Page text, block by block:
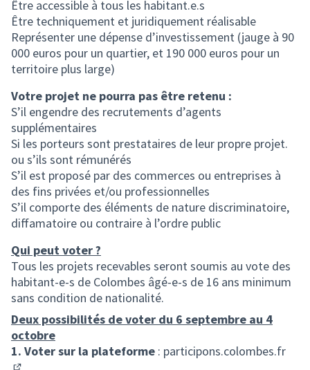
Être accessible à tous les habitant.e.s
Être techniquement et juridiquement réalisable
Représenter une dépense d’investissement (jauge à 90
000 euros pour un quartier, et 190 000 euros pour un
territoire plus large)
Votre projet ne pourra pas être retenu :
S’il engendre des recrutements d’agents
supplémentaires
Si les porteurs sont prestataires de leur propre projet.
ou s’ils sont rémunérés
S’il est proposé par des commerces ou entreprises à
des fins privées et/ou professionnelles
S’il comporte des éléments de nature discriminatoire,
diffamatoire ou contraire à l’ordre public
Qui peut voter ?
Tous les projets recevables seront soumis au vote des
habitant-e-s de Colombes âgé-e-s de 16 ans minimum
sans condition de nationalité.
Deux possibilités de voter du 6 septembre au 4
octobre
1. Voter sur la plateforme : participons.colombes.fr